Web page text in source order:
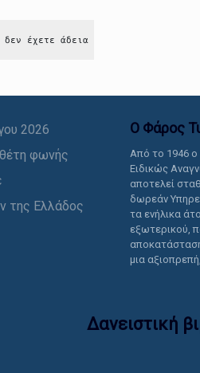
δεν έχετε άδεια να δείτε αυτό το
2026
φωνής
της Ελλάδος
Ο Φάρος
Από το 1946 ο
Ειδικώς
αποτελεί
δωρεάν
τα ενήλικα
εξωτερικού,
μια
Δανειστική